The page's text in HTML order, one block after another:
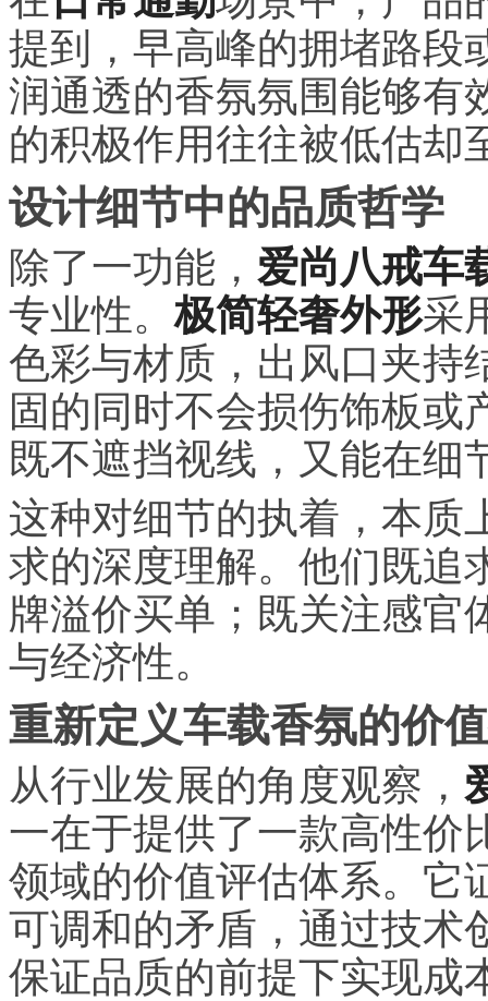
提到，早高峰的拥堵路段
润通透的香氛氛围能够有
的积极作用往往被低估却
设计细节中的品质哲学
除了一功能， 爱尚八戒车
专业性。极简轻奢外形采
色彩与材质，出风口夹持
固的同时不会损伤饰板或
既不遮挡视线，又能在细
这种对细节的执着，本质
求的深度理解。他们既追
牌溢价买单；既关注感官
与经济性。
重新定义车载香氛的价
从行业发展的角度观察，
一在于提供了一款高性价
领域的价值评估体系。它
可调和的矛盾，通过技术
保证品质的前提下实现成